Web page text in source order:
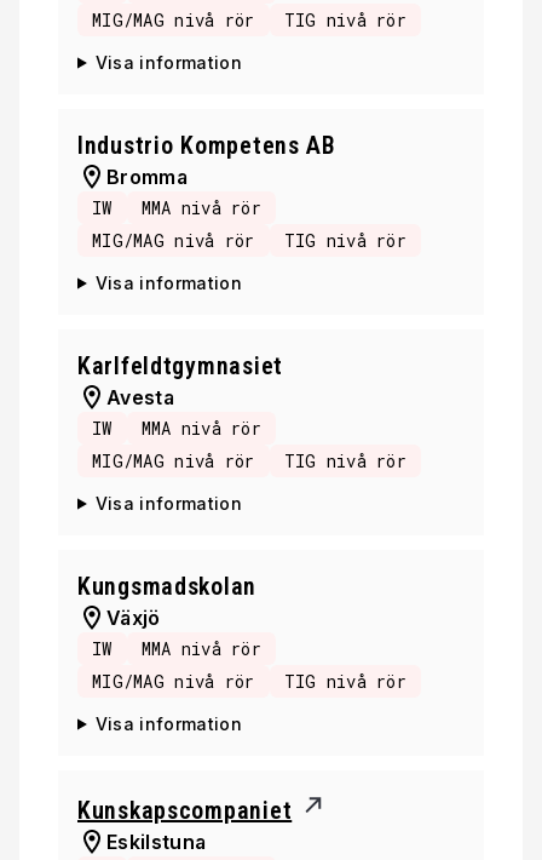
MIG/MAG nivå rör TIG nivå rör
Visa information
Industrio Kompetens AB
Bromma
IW
MMA nivå rör
MIG/MAG nivå rör
TIG nivå rör
Visa information
Karlfeldtgymnasiet
Avesta
IW
MMA nivå rör
MIG/MAG nivå rör
TIG nivå rör
Visa information
Kungsmadskolan
Växjö
IW
MMA nivå rör
MIG/MAG nivå rör
TIG nivå rör
Visa information
Kunskapscompaniet
Eskilstuna